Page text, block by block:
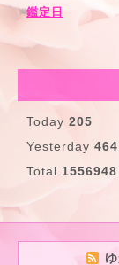
鑑定日
Today 205
Yesterday 464
Total 1556948